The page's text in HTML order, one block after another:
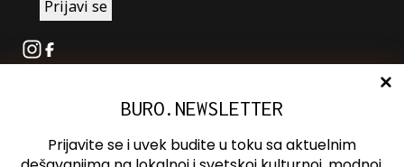
Instagram
Facebook
Oglašavanje
Kontakt
BURO.NEWSLETTER
Prijavite se i uvek budite u toku sa aktuelnim